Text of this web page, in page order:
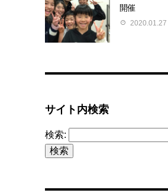
開催
2020.01.27
サイト内検索
検索: